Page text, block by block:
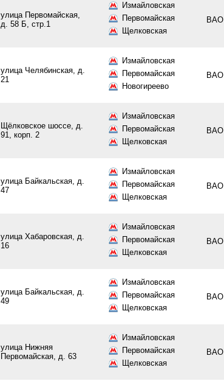
улица Первомайская,
д. 58 Б, стр.1
Измайловская
Первомайская
Щелковская
ВАО
улица Челябинская, д.
21
Измайловская
Первомайская
Новогиреево
ВАО
Щёлковское шоссе, д.
91, корп. 2
Измайловская
Первомайская
Щелковская
ВАО
улица Байкальская, д.
47
Измайловская
Первомайская
Щелковская
ВАО
улица Хабаровская, д.
16
Измайловская
Первомайская
Щелковская
ВАО
улица Байкальская, д.
49
Измайловская
Первомайская
Щелковская
ВАО
улица Нижняя
Первомайская, д. 63
Измайловская
Первомайская
Щелковская
ВАО